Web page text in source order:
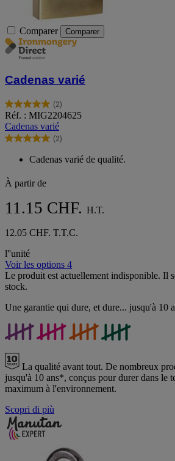
Comparer Comparer
Cadenas varié
(2)
5.0
sur
5
étoiles.
avis
Réf. : MIG2204625
Cadenas varié
(2)
5.0
étoiles.
2
Cadenas varié de qualité.
À partir de
11.15 CHF. H.T.
12.05 CHF. T.T.C.
l''unité
Voir les options 4
Le produit est actuellement indisponible. Il
stock.
Une garantie qui dure, et dure... jusqu'à 10
La qualité avant tout. De nombreux
jusqu'à 10 ans*, conçus pour durer dans le
maximum à l'environnement.
Scopri di più